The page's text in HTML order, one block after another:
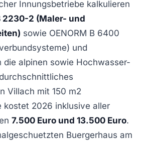
Innungsbetriebe kalkulieren
2230-2 (Maler- und
sowie OENORM B 6400
und
die alpinen sowie Hochwasser-
Villach mit 150 m2
kostet 2026 inklusive aller
7.500 Euro und 13.500 Euro.
Buergerhaus am